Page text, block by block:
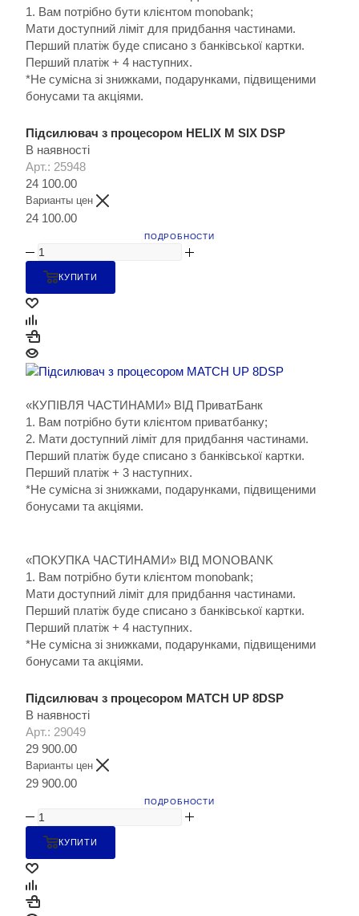
1. Вам потрібно бути клієнтом monobank;
Мати доступний ліміт для придбання частинами.
Перший платіж буде списано з банківської картки.
Перший платіж + 4 наступних.
*Не сумісна зі знижками, подарунками, підвищеними
бонусами та акціями.
Підсилювач з процесором HELIX M SIX DSP
В наявності
Арт.: 25948
24 100.00
Варианты цен
24 100.00
ПОДРОБНОСТИ
КУПИТИ
«КУПІВЛЯ ЧАСТИНАМИ» ВІД ПриватБанк
1. Вам потрібно бути клієнтом приватбанку;
2. Мати доступний ліміт для придбання частинами.
Перший платіж буде списано з банківської картки.
Перший платіж + 3 наступних.
*Не сумісна зі знижками, подарунками, підвищеними
бонусами та акціями.
«ПОКУПКА ЧАСТИНАМИ» ВІД MONOBANK
1. Вам потрібно бути клієнтом monobank;
Мати доступний ліміт для придбання частинами.
Перший платіж буде списано з банківської картки.
Перший платіж + 4 наступних.
*Не сумісна зі знижками, подарунками, підвищеними
бонусами та акціями.
Підсилювач з процесором MATCH UP 8DSP
В наявності
Арт.: 29049
29 900.00
Варианты цен
29 900.00
ПОДРОБНОСТИ
КУПИТИ